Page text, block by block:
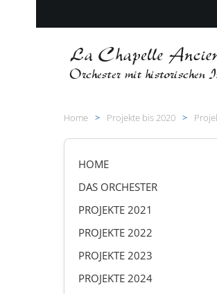
Home Projekte bis 2020
HOME
DAS ORCHESTER
PROJEKTE 2021
PROJEKTE 2022
PROJEKTE 2023
PROJEKTE 2024